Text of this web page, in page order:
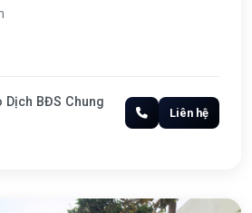
Dịch BĐS Chung
Liên hệ